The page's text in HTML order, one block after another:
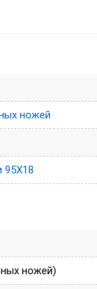
ножей
95Х18
ножей)